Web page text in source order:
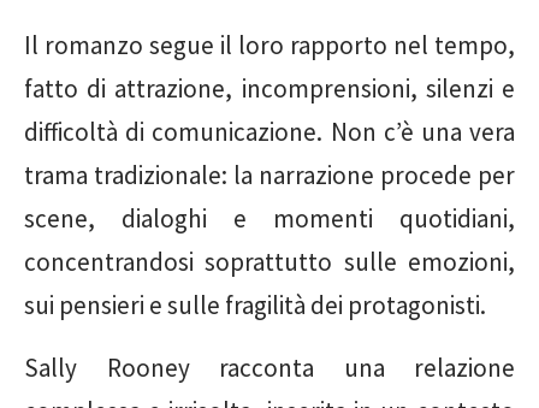
Il romanzo segue il loro rapporto nel tempo,
fatto di attrazione, incomprensioni, silenzi e
difficoltà di comunicazione. Non c’è una vera
trama tradizionale: la narrazione procede per
scene, dialoghi e momenti quotidiani,
concentrandosi soprattutto sulle emozioni,
sui pensieri e sulle fragilità dei protagonisti.
Sally Rooney racconta una relazione